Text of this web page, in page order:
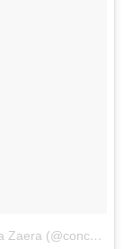
Una publicación compartida de Concha García Zaera (@conchagzaera)